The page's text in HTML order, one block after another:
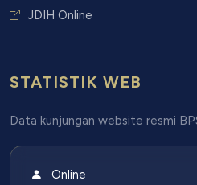
JDIH Online
STATISTIK WEB
Data kunjungan website resmi
Online